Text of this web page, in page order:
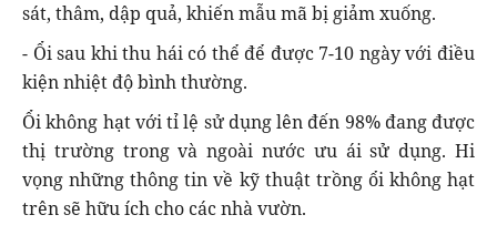
sát, thâm, dập quả, khiến mẫu mã bị giảm xuống.
- Ổi sau khi thu hái có thể để được 7-10 ngày với điều
kiện nhiệt độ bình thường.
Ổi không hạt với tỉ lệ sử dụng lên đến 98% đang được
thị trường trong và ngoài nước ưu ái sử dụng. Hi
vọng những thông tin về kỹ thuật trồng ổi không hạt
trên sẽ hữu ích cho các nhà vườn.